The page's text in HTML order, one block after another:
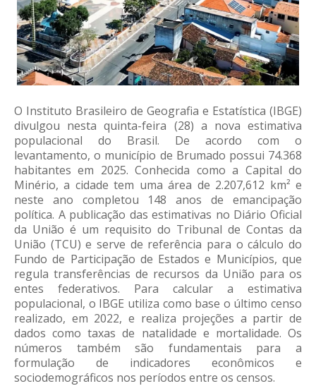
O Instituto Brasileiro de Geografia e Estatística (IBGE)
divulgou nesta quinta-feira (28) a nova estimativa
populacional do Brasil. De acordo com o
levantamento, o município de Brumado possui 74.368
habitantes em 2025. Conhecida como a Capital do
Minério, a cidade tem uma área de 2.207,612 km² e
neste ano completou 148 anos de emancipação
política. A publicação das estimativas no Diário Oficial
da União é um requisito do Tribunal de Contas da
União (TCU) e serve de referência para o cálculo do
Fundo de Participação de Estados e Municípios, que
regula transferências de recursos da União para os
entes federativos. Para calcular a estimativa
populacional, o IBGE utiliza como base o último censo
realizado, em 2022, e realiza projeções a partir de
dados como taxas de natalidade e mortalidade. Os
números também são fundamentais para a
formulação de indicadores econômicos e
sociodemográficos nos períodos entre os censos.